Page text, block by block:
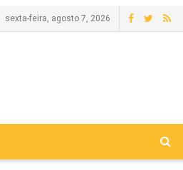
sexta-feira, agosto 7, 2026